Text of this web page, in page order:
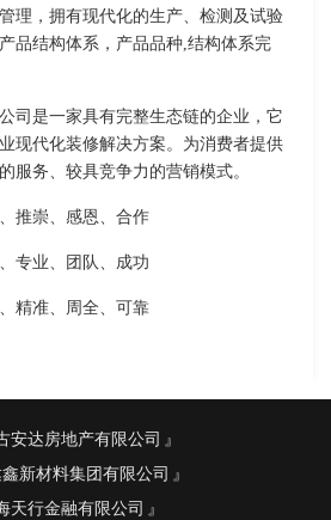
理，拥有现代化的生产、检测及试验
品结构体系，产品品种,结构体系完
司是一家具有完整生态链的企业，它
现代化装修解决方案。为消费者提供
服务、较具竞争力的营销模式。
推崇、感恩、合作
专业、团队、成功
精准、周全、可靠
安达房地产有限公司
新材料集团有限公司
天行金融有限公司